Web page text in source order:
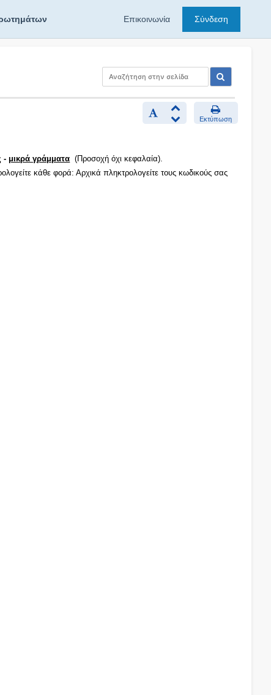
Επικοινωνία Σύνδεση
Εκτύπωση
- μικρά γράμματα (Προσοχή όχι κεφαλαία).
κάθε φορά: Αρχικά πληκτρολογείτε τους κωδικούς σας